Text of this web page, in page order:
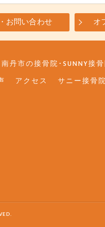
お問い合わせ オ
南丹市の接骨院･SUNNY接
アクセス サニー接骨院